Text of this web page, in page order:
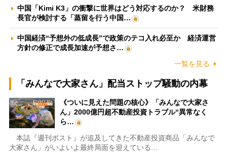
中国「Kimi K3」の衝撃に世界はどう対応するのか？ 米財務
長官が検討する「蒸留を行う中国…
中国経済“予想外の低成長”で政策のテコ入れ必至か 経済運営
方針の修正で成長加速が予想さ…
一覧を見る
「みんなで大家さん」配当ストップ騒動の内幕
《ついに見えた問題の核心》「みんなで大家さ
ん」2000億円超不動産投資トラブル“異常なく
ら…
本誌『週刊ポスト』が追及してきた不動産投資商品「みんなで
大家さん」がいよいよ最終局面を迎えている…